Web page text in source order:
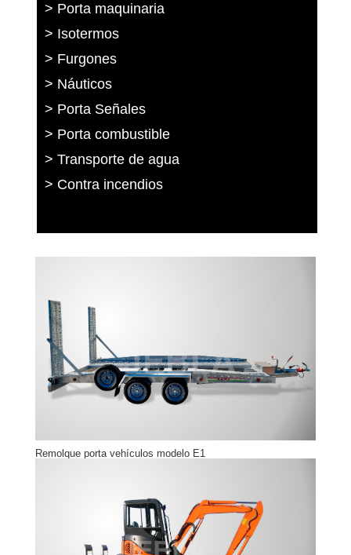
> Porta maquinaria
> Isotermos
> Furgones
> Náuticos
> Porta Señales
> Porta combustible
> Transporte de agua
> Contra incendios
Remolque porta vehículos modelo E1